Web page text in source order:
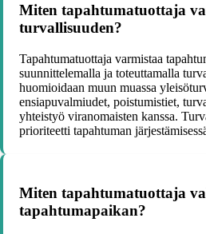
Miten tapahtumatuottaja
turvallisuuden?
Tapahtumatuottaja varmistaa
suunnittelemalla ja toteuttamalla
huomioidaan muun muassa
ensiapuvalmiudet, poistumistiet,
yhteistyö viranomaisten kanssa.
prioriteetti tapahtuman
Miten tapahtumatuottaja
tapahtumapaikan?